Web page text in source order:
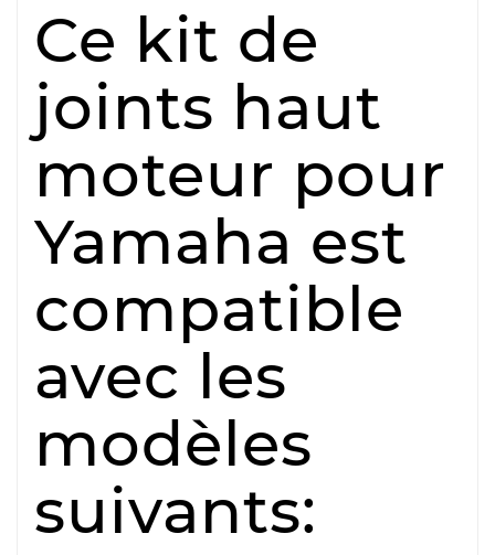
Ce kit de
joints haut
moteur pour
Yamaha est
compatible
avec les
modèles
suivants: